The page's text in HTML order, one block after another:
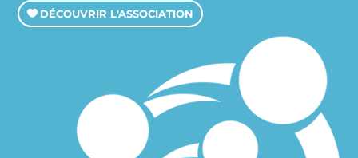
DÉCOUVRIR L'ASSOCIATION